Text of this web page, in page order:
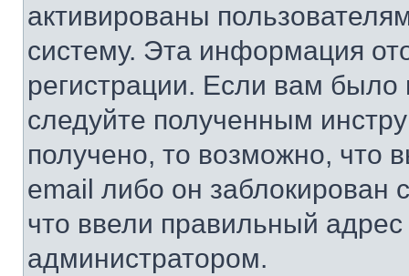
активированы
систему. Эта информация
регистрации. Если вам
следуйте полученным
получено, то возможно, что
email либо он
что ввели правильный адрес
администратором.